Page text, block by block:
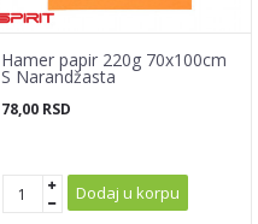
Hamer papir 220g 70x100cm
S Narandžasta
78,00 RSD
Dodaj u korpu